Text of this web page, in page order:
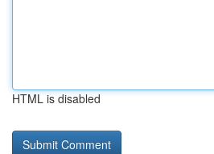
HTML is disabled